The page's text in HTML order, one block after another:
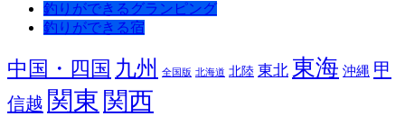
釣りができるグランピング
釣りができる宿
中国・四国 九州 全国版 北海道 北陸 東北 東海 沖縄 甲
信越 関東 関西